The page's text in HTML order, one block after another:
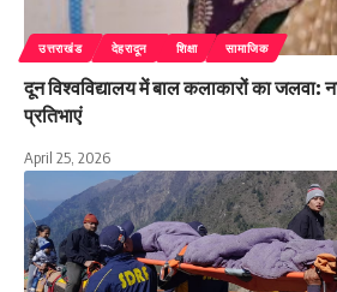
उत्तराखंड देहरादून शिक्षा सामाजिक
दून विश्वविद्यालय में बाल कलाकारों का जलवा:
प्रतिभाएं
April 25, 2026